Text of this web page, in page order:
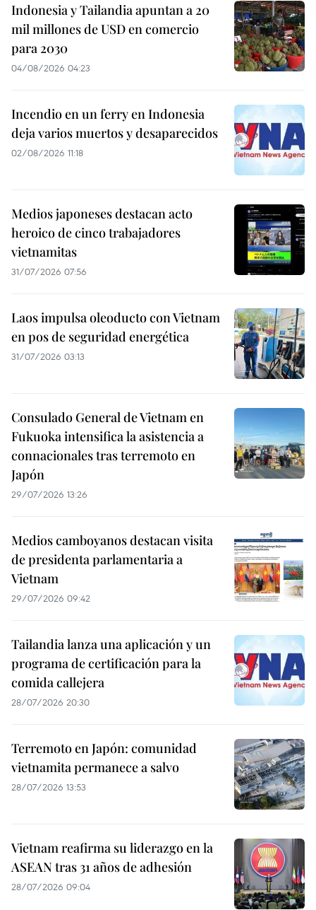
Indonesia y Tailandia apuntan a 20
mil millones de USD en comercio
para 2030
04/08/2026 04:23
Incendio en un ferry en Indonesia
deja varios muertos y desaparecidos
02/08/2026 11:18
Medios japoneses destacan acto
heroico de cinco trabajadores
vietnamitas
31/07/2026 07:56
Laos impulsa oleoducto con Vietnam
en pos de seguridad energética
31/07/2026 03:13
Consulado General de Vietnam en
Fukuoka intensifica la asistencia a
connacionales tras terremoto en
Japón
29/07/2026 13:26
Medios camboyanos destacan visita
de presidenta parlamentaria a
Vietnam
29/07/2026 09:42
Tailandia lanza una aplicación y un
programa de certificación para la
comida callejera
28/07/2026 20:30
Terremoto en Japón: comunidad
vietnamita permanece a salvo
28/07/2026 13:53
Vietnam reafirma su liderazgo en la
ASEAN tras 31 años de adhesión
28/07/2026 09:04